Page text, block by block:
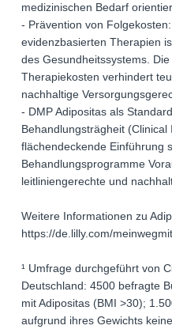
medizinischen Bedarf
- Prävention von
evidenzbasierten Therapien
des Gesundheitssystems.
Therapiekosten verhindert
nachhaltige
- DMP Adipositas als
Behandlungsträgheit
flächendeckende Einführung
Behandlungsprogramme
leitliniengerechte und
Weitere Informationen zu
https://de.lilly.com/
¹ Umfrage durchgeführt von
Deutschland: 4500 befragte
mit Adipositas (BMI >30);
aufgrund ihres Gewichts